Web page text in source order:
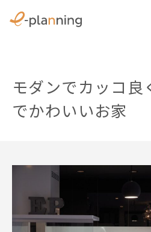
モダンでカッコ良
でかわいいお家